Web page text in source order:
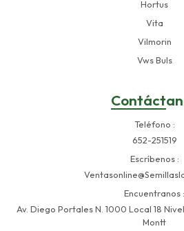
Hortus
Vita
Vilmorin
Vws Buls
Teléfono
652-251519
Escríbenos
Encuentranos
Av. Diego Portales N. 1000 Local 18
Montt